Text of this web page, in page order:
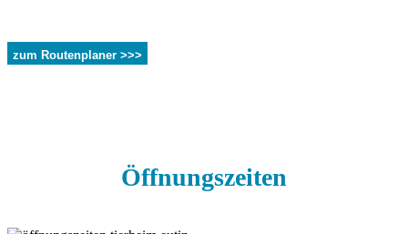
zum Routenplaner >>>
Öffnungszeiten